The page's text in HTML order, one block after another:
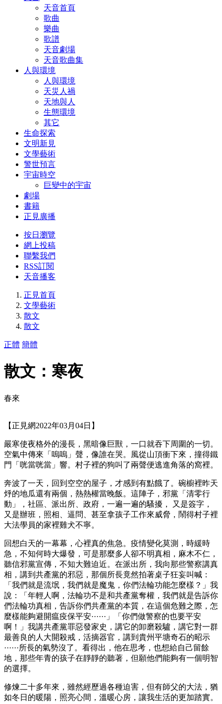
天音首頁
歌曲
樂曲
歌譜
天音劇場
天音歌曲集
人與環境
人與環境
天災人禍
天地與人
生態環境
其它
生命探索
文明新見
文學藝術
警世預言
宇宙時空
巨變中的宇宙
劇場
書籍
正見廣播
按日瀏覽
網上投稿
聯繫我們
RSS訂閱
天音播客
正見首頁
文學藝術
散文
散文
正體 簡體
散文：寒夜
春來
【正見網2022年03月04日】
嚴寒使夜格外的漫長，黑暗像巨獸，一口就吞下周圍的一切。
空氣中傳來「嗚嗚」聲，像誰在哭。風從山頂衝下來，撞得鐵
門「咣當咣當」響。村子裡的狗叫了兩聲便逃進角落的窩裡。
奔波了一天，回到空空的屋子，才感到有點餓了。碗櫥裡昨天
烀的地瓜還有兩個，熱熱權當晚飯。這陣子，邪黨「清零行
動」，社區、派出所、政府，一遍一遍的騷擾， 又是簽字，
又是辦班，照相、逼問、甚至拿孩子工作來威脅，鬧得村子裡
大法學員的家裡雞犬不寧。
回想白天的一幕幕，心裡真的焦急。疫情變化莫測，時緩時
急，不知何時大爆發，可是那麼多人卻不明真相，麻木不仁，
聽信邪黨宣傳，不知大難迫近。在派出所，我向那些警察講真
相，講到共產黨的邪惡，那個所長竟然拍著桌子狂妄叫喊：
「我們就是流氓，我們就是魔鬼，你們法輪功能怎麼樣？」我
說：「年輕人啊，法輪功不是和共產黨奪權，我們就是告訴你
們法輪功真相，告訴你們共產黨的本質，在這個危難之際，怎
麼樣能夠避開瘟疫保平安······」「你們做警察的也要平安
啊！」我講共產黨罪惡發家史，講它的卸磨殺驢，講它對一群
最善良的人大開殺戒，活摘器官，講到貴州平塘奇石的昭示
······所長的氣勢沒了。看得出，他在思考，也想給自己留餘
地，那些年青的孩子在靜靜的聽著，但願他們能夠有一個明智
的選擇。
修煉二十多年來，雖然經歷過各種迫害，但有師父的大法，猶
如冬日的暖陽，照亮心間，溫暖心房，讓我生活的更加踏實。